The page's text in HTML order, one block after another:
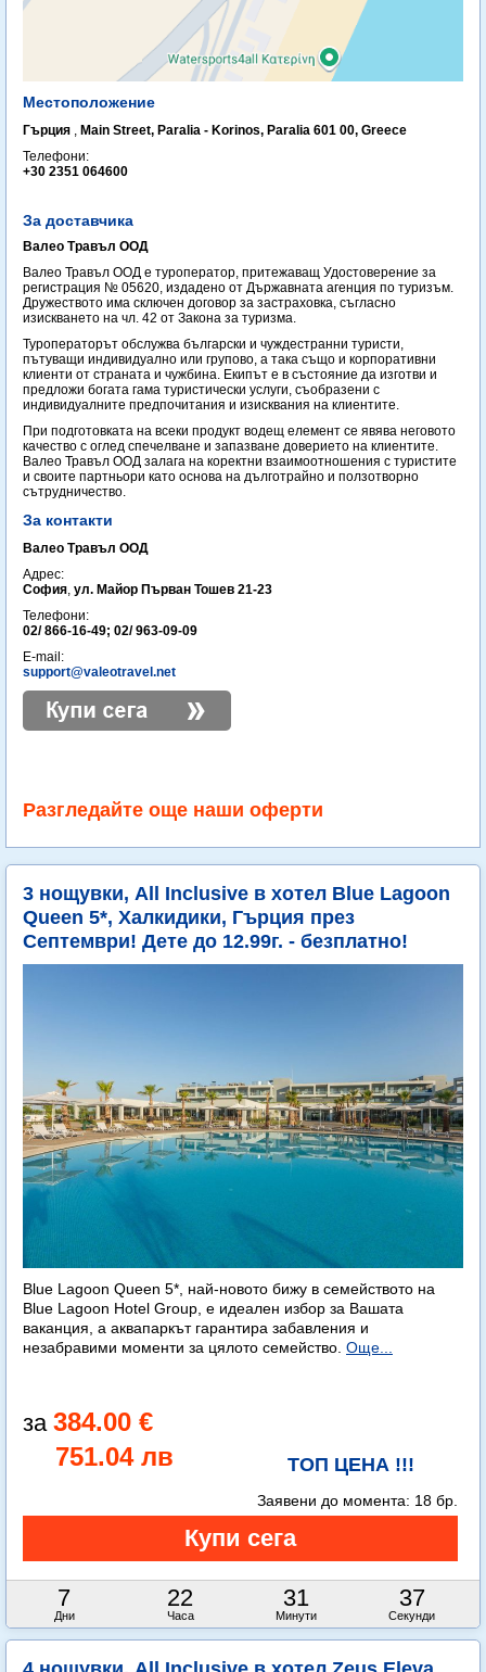
Местоположение
Гърция , Main Street, Paralia - Korinos, Paralia 601 00, Greece
Телефони:
+30 2351 064600
За доставчика
Валео Травъл ООД
Валео Травъл ООД е туроператор, притежаващ Удостоверение за
регистрация № 05620, издадено от Държавната агенция по туризъм.
Дружеството има сключен договор за застраховка, съгласно
изискването на чл. 42 от Закона за туризма.
Туроператорът обслужва български и чуждестранни туристи,
пътуващи индивидуално или групово, а така също и корпоративни
клиенти от страната и чужбина. Екипът е в състояние да изготви и
предложи богата гама туристически услуги, съобразени с
индивидуалните предпочитания и изисквания на клиентите.
При подготовката на всеки продукт водещ елемент се явява неговото
качество с оглед спечелване и запазване доверието на клиентите.
Валео Травъл ООД залага на коректни взаимоотношения с туристите
и своите партньори като основа на дълготрайно и ползотворно
сътрудничество.
За контакти
Валео Травъл ООД
Адрес:
София, ул. Майор Първан Тошев 21-23
Телефони:
02/ 866-16-49; 02/ 963-09-09
E-mail:
support@valeotravel.net
Разгледайте още наши оферти
3 нощувки, All Inclusive в хотел Blue Lagoon
Queen 5*, Халкидики, Гърция през
Септември! Дете до 12.99г. - безплатно!
Blue Lagoon Queen 5*, най-новото бижу в семейството на
Blue Lagoon Hotel Group, е идеален избор за Вашата
ваканция, а аквапаркът гарантира забавления и
незабравими моменти за цялото семейство. Още...
384.00 €
751.04 лв
ТОП ЦЕНА !!!
7
Дни
22
Часа
31
Минути
35
Секунди
Заявени до момента: 18 бр.